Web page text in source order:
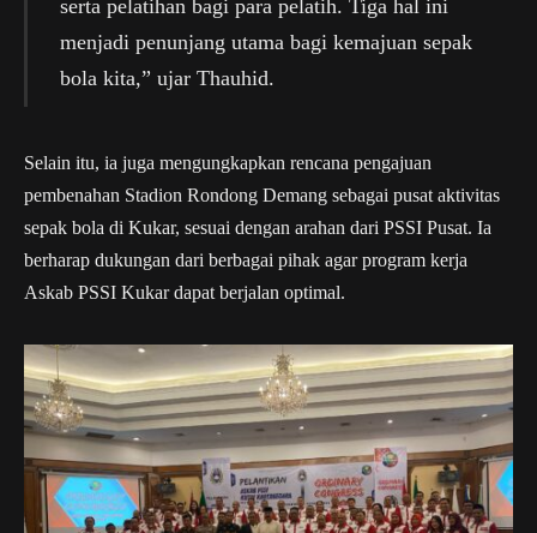
serta pelatihan bagi para pelatih. Tiga hal ini
menjadi penunjang utama bagi kemajuan sepak
bola kita,” ujar Thauhid.
Selain itu, ia juga mengungkapkan rencana pengajuan
pembenahan Stadion Rondong Demang sebagai pusat aktivitas
sepak bola di Kukar, sesuai dengan arahan dari PSSI Pusat. Ia
berharap dukungan dari berbagai pihak agar program kerja
Askab PSSI Kukar dapat berjalan optimal.